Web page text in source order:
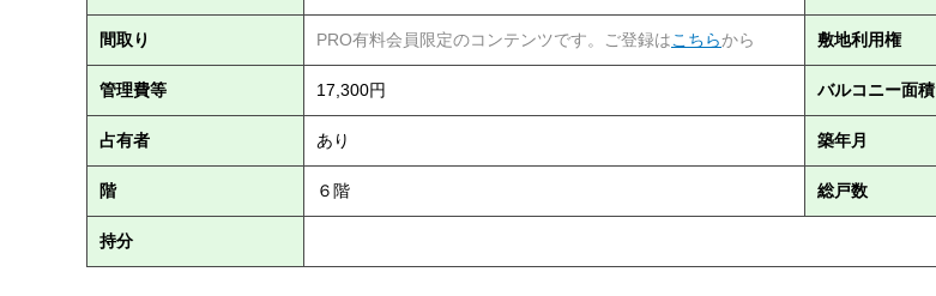
間取り PRO有料会員限定のコンテンツです。ご登録はこちらから 敷地利用権
管理費等 17,300円 バルコニー面積
占有者 あり 築年月
階 ６階 総戸数
持分